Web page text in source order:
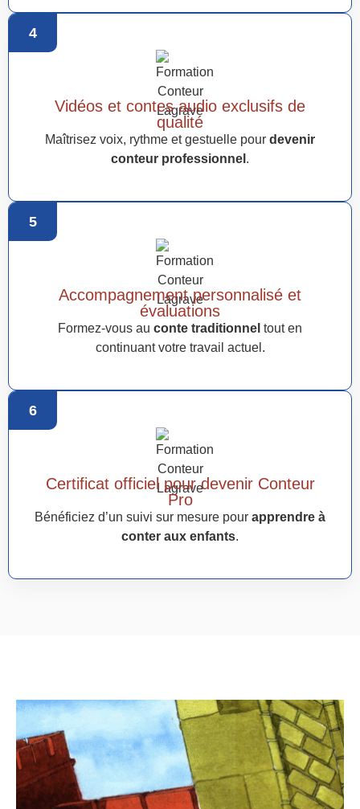
4
Vidéos et contes audio exclusifs de
qualité
Maîtrisez voix, rythme et gestuelle pour devenir
conteur professionnel .
5
Accompagnement personnalisé et
évaluations
Formez-vous au conte traditionnel tout en
continuant votre travail actuel.
6
Certificat officiel pour devenir Conteur
Pro
Bénéficiez d’un suivi sur mesure pour apprendre à
conter aux enfants.